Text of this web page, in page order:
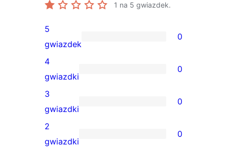
1 na 5 gwiazdek.
0
recenzji
5-
gwiazdkowych
5
gwiazdek
0
0
recenzji
4-
gwiazdkowych
4
gwiazdki
0
0
recenzji
3-
3
gwiazdki
0
0
2
gwiazdki
0